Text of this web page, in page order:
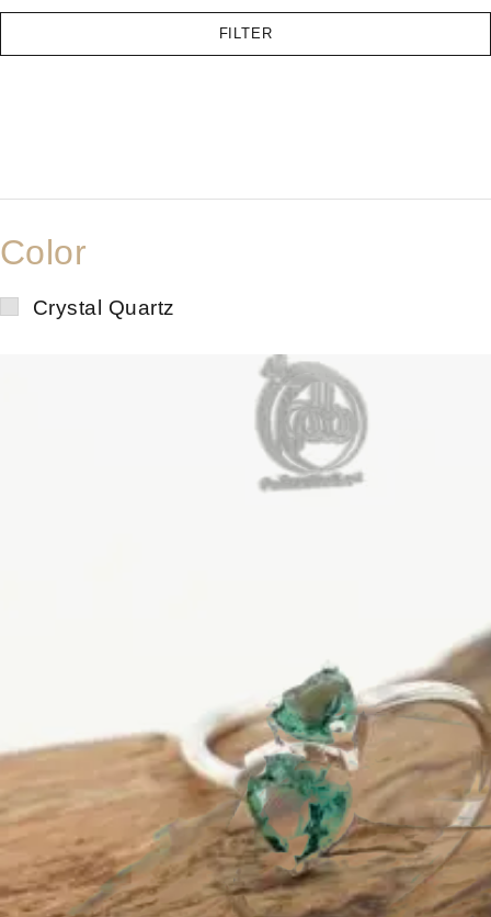
FILTER
Color
Crystal Quartz